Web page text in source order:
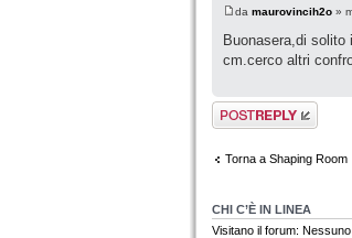
da maurovincih2o »
Buonasera,di
cm.cerco altri
Rispondi al
messaggio
Torna a Shaping Room
CHI C’È IN LINEA
Visitano il forum: